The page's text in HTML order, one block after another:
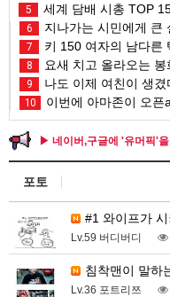
5 세계 담배 시총 TOP
6 지나가는 시민에게 큰
7 키 150 여자의 남다른
8 요새 치고 올라오는 봉
9 나도 이제 여친이 생겼
10 이번에 아마존이 오픈
▶ 네이버,구글에 '유머픽'
포토
#1 와이프가
Lv.59 버디버디
침착맨이 말하
Lv.36 포트리쯔